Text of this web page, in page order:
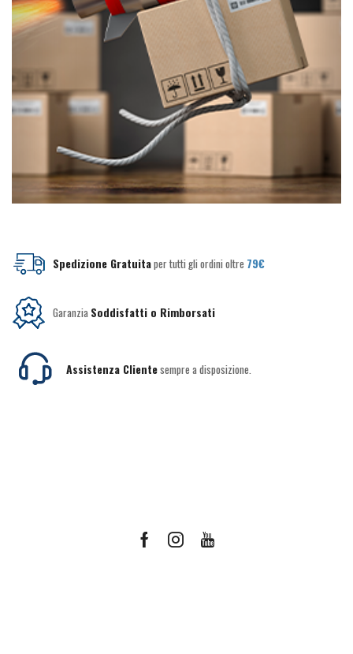
Spedizione Gratuitaper tutti gli ordini oltre 79€
Garanzia Soddisfatti o Rimborsati
Assistenza Clientesempre a disposizione.
FacebookInstagramYoutube